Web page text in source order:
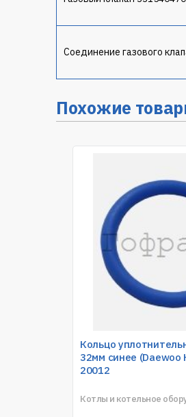
Соединение газового
Похожие
Кольцо
32мм синее (Daewoo
20012
Котлы и котельное